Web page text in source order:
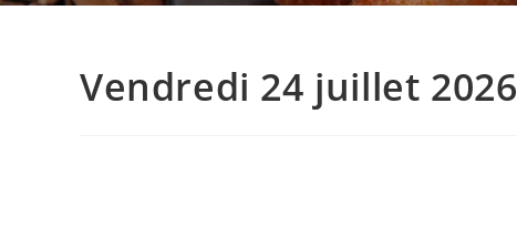
Vendredi 24 juillet 2026